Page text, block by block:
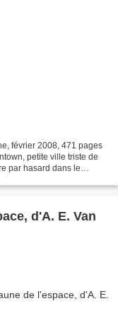
février 2008, 471 pages
petite ville triste de
par hasard dans le
d'A. E. Van